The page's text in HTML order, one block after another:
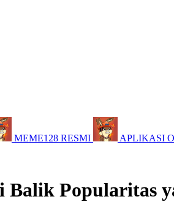
MEME128 RESMI APLIKASI
Balik Popularitas